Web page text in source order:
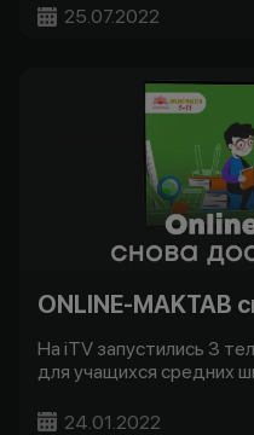
25.07.2022
На iTV запустились 3
для учащихся средних
24.01.2022